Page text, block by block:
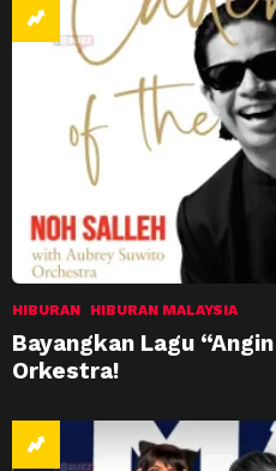
HIBURAN HIBURAN MALAYSIA
Bayangkan Lagu
Orkestra!